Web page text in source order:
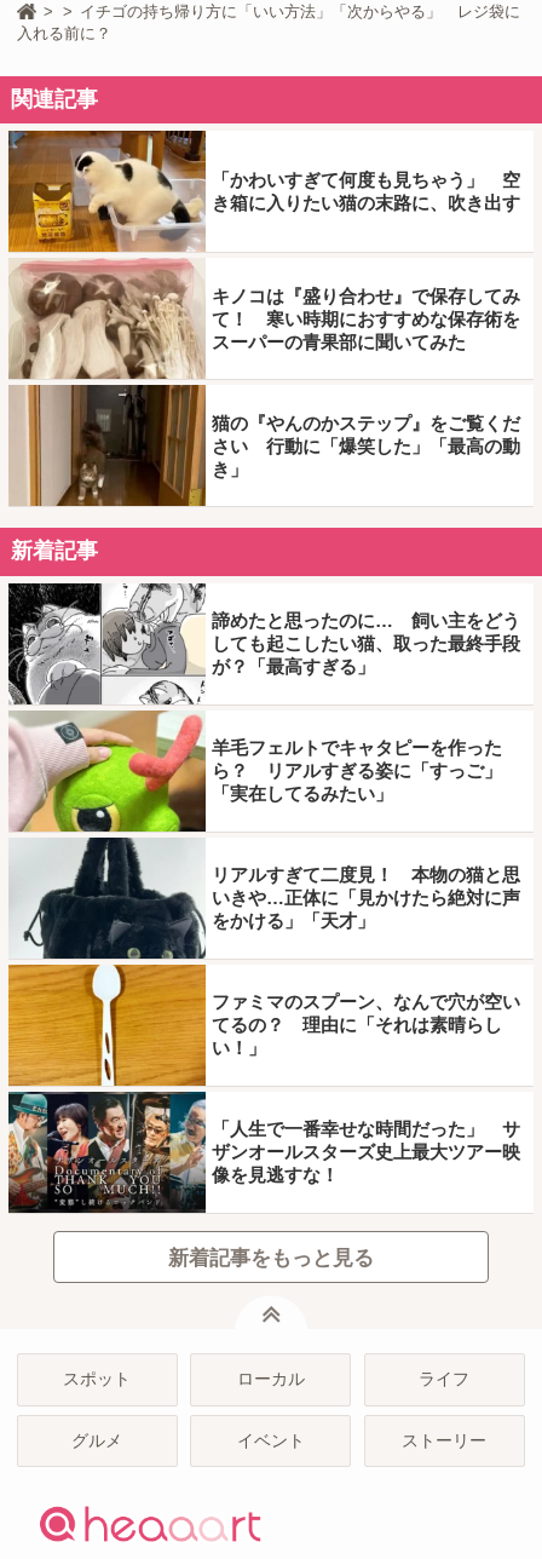
イチゴの持ち帰り方に「いい方法」「次からやる」 レジ袋に
入れる前に？
関連記事
「かわいすぎて何度も見ちゃう」 空
き箱に入りたい猫の末路に、吹き出す
キノコは『盛り合わせ』で保存してみ
て！ 寒い時期におすすめな保存術を
スーパーの青果部に聞いてみた
猫の『やんのかステップ』をご覧くだ
さい 行動に「爆笑した」「最高の動
き」
新着記事
諦めたと思ったのに… 飼い主をどう
しても起こしたい猫、取った最終手段
が？「最高すぎる」
羊毛フェルトでキャタピーを作った
ら？ リアルすぎる姿に「すっご」
「実在してるみたい」
リアルすぎて二度見！ 本物の猫と思
いきや…正体に「見かけたら絶対に声
をかける」「天才」
ファミマのスプーン、なんで穴が空い
てるの？ 理由に「それは素晴らし
い！」
「人生で一番幸せな時間だった」 サ
ザンオールスターズ史上最大ツアー映
像を見逃すな！
新着記事をもっと見る
スポット ローカル ライフ
グルメ イベント ストーリー